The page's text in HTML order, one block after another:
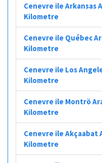
Cenevre ile Arkansas
Kilometre
Cenevre ile Québec
Kilometre
Cenevre ile Los
Kilometre
Cenevre ile Montrö
Kilometre
Cenevre ile Akçaabat
Kilometre